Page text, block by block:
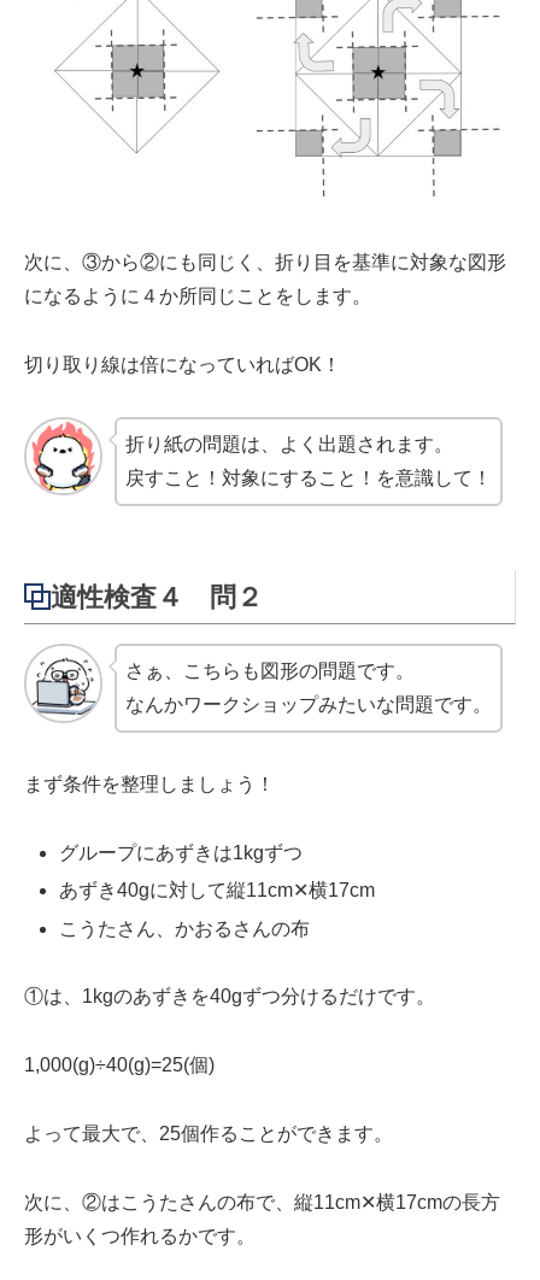
次に、③から②にも同じく、折り目を基準に対象な図形
になるように４か所同じことをします。
切り取り線は倍になっていればOK！
折り紙の問題は、よく出題されます。
戻すこと！対象にすること！を意識して！
適性検査４ 問２
さぁ、こちらも図形の問題です。
なんかワークショップみたいな問題です。
まず条件を整理しましょう！
グループにあずきは1kgずつ
あずき40gに対して縦11cm✕横17cm
こうたさん、かおるさんの布
①は、1kgのあずきを40gずつ分けるだけです。
1,000(g)÷40(g)=25(個)
よって最大で、25個作ることができます。
次に、②はこうたさんの布で、縦11cm✕横17cmの長方
形がいくつ作れるかです。